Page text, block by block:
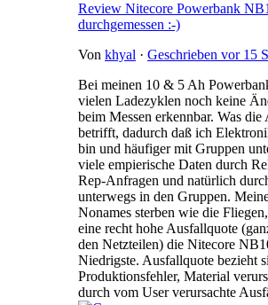
Review Nitecore Powerbank
durchgemessen :-)
Von khyal · Geschrieben vor 15
Bei meinen 10 & 5 Ah
vielen Ladezyklen noch keine
beim Messen erkennbar. Was
betrifft, dadurch daß ich
bin und häufiger mit Gruppen
viele empierische Daten durch
Rep-Anfragen und natürlich
unterwegs in den Gruppen.
Nonames sterben wie die
eine recht hohe Ausfallquote
den Netzteilen) die Nitecore
Niedrigste. Ausfallquote bezieht
Produktionsfehler, Material
durch vom User verursachte